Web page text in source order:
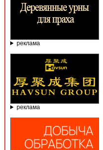
реклама
реклама